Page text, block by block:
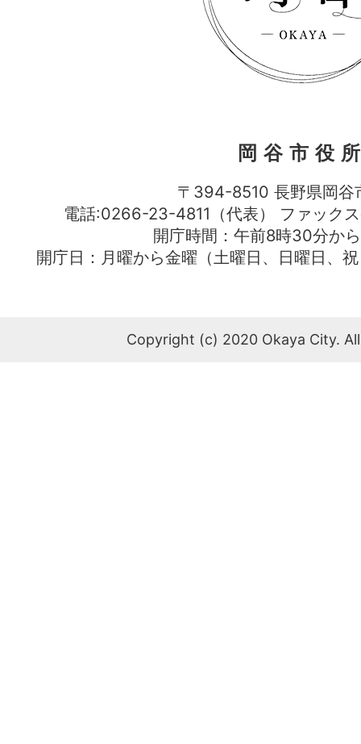
岡谷市役
〒394-8510 長野県岡谷
電話:0266-23-4811（代表） ファッ
開庁時間：午前8時30分か
開庁日：月曜から金曜（土曜日、日曜日、
Copyright (c) 2020 Okaya City.